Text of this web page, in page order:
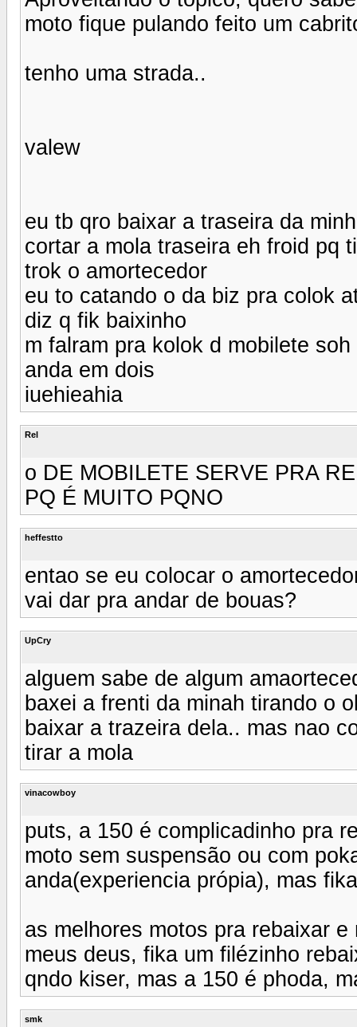
moto fique pulando feito um
tenho uma strada..
valew
eu tb qro baixar a traseira da
cortar a mola traseira eh froid pq
trok o amortecedor
eu to catando o da biz pra colok
diz q fik baixinho
m falram pra kolok d mobilete
anda em dois
iuehieahia
Rel
o DE MOBILETE SERVE PRA
PQ É MUITO PQNO
heffestto
entao se eu colocar o
vai dar pra andar de bouas?
UpCry
alguem sabe de algum
baxei a frenti da minah tirando o
baixar a trazeira dela.. mas nao
tirar a mola
vinacowboy
puts, a 150 é complicadinho pra
moto sem suspensão ou com
anda(experiencia própia), mas
as melhores motos pra rebaixar
meus deus, fika um filézinho
qndo kiser, mas a 150 é phoda,
smk